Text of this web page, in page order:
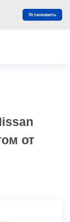
от
Установить